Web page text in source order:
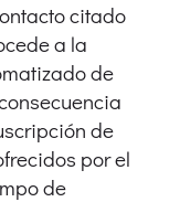
citado
a la
de
de
por el
de